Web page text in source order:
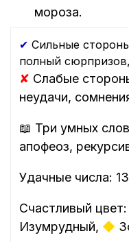
мороза.
✔ Сильные
полный
✘ Слабые
неудачи,
📖 Три умных
апофеоз,
Удачные числа:
Счастливый цвет:
Изумрудный, ◆